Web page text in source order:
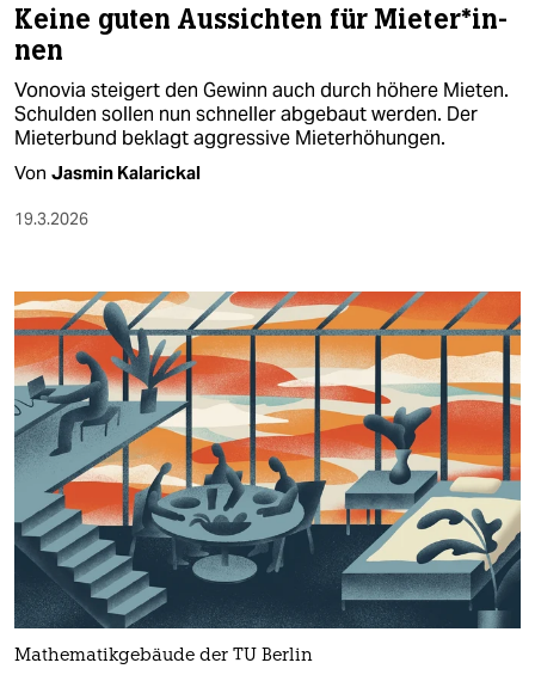
Keine guten Aussichten für Mie­te­r*in­
nen
Vonovia steigert den Gewinn auch durch höhere Mieten.
Schulden sollen nun schneller abgebaut werden. Der
Mieterbund beklagt aggressive Mieterhöhungen.
Von Jasmin Kalarickal
19.3.2026
Mathematikgebäude der TU Berlin